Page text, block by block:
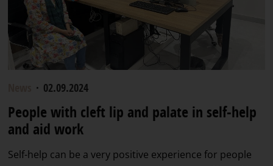
· 02.09.2024
People with cleft lip and palate in self-help
and aid work
Self-help can be a very positive experience for people